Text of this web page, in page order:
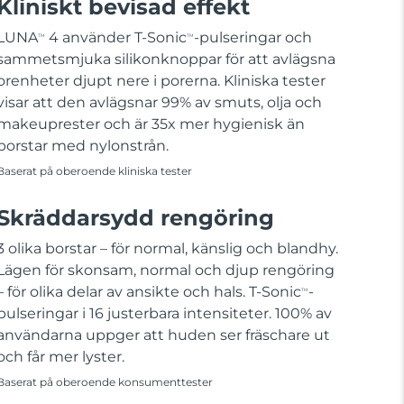
bevisad effekt
TM 4 använder T-SonicTM -pulseringar och
silikonknoppar för att avlägsna
djupt nere i porerna. Kliniska tester
att den avlägsnar 99% av smuts, olja och
och är 35x mer hygienisk än
med nylonstrån.
på oberoende kliniska tester
rengöring
olika borstar – för normal, känslig och blandhy.
för skonsam, normal och djup rengöring
för olika delar av ansikte och hals. T-SonicTM -
i 16 justerbara intensiteter. 100% av
uppger att huden ser fräschare ut
får mer lyster.
på oberoende konsumenttester